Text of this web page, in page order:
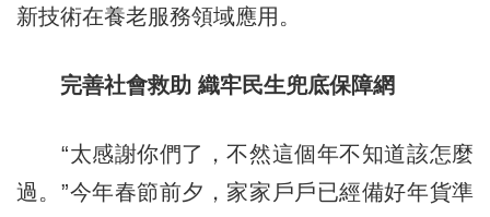
新技術在養老服務領域應用。
完善社會救助 織牢民生兜底保障網
“太感謝你們了，不然這個年不知道該怎麼
過。”今年春節前夕，家家戶戶已經備好年貨準